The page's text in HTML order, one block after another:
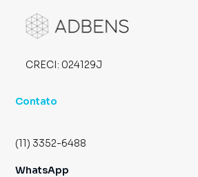
CRECI: 024129J
Contato
(11) 3352-6488
WhatsApp